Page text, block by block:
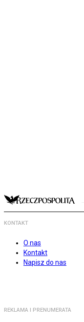
KONTAKT
O nas
Kontakt
Napisz do nas
REKLAMA I PRENUMERATA